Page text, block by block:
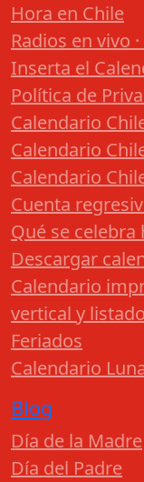
Hora en Chile
Radios en vivo
Inserta el
Política de
Calendario
Calendario
Calendario
Cuenta
Qué se celebra
Descargar
Calendario
vertical y listado
Feriados
Calendario
Blog
Día de la Madre
Día del Padre